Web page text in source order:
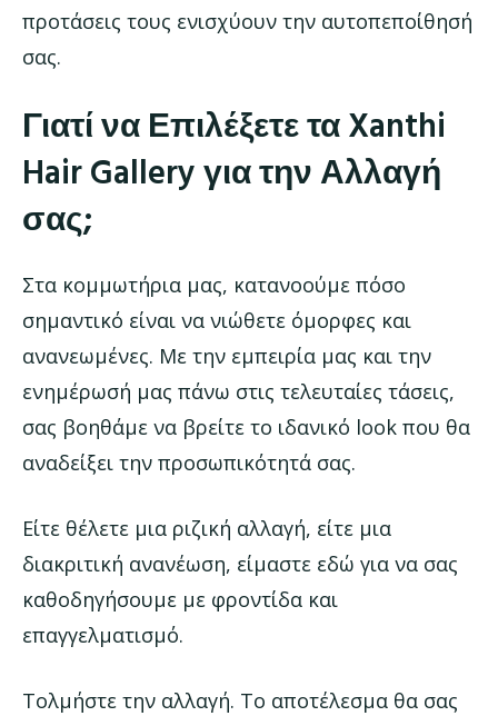
προτάσεις τους ενισχύουν την αυτοπεποίθησή
σας.
Γιατί να Επιλέξετε τα Xanthi
Hair Gallery για την Αλλαγή
σας;
Στα κομμωτήρια μας, κατανοούμε πόσο
σημαντικό είναι να νιώθετε όμορφες και
ανανεωμένες. Με την εμπειρία μας και την
ενημέρωσή μας πάνω στις τελευταίες τάσεις,
σας βοηθάμε να βρείτε το ιδανικό look που θα
αναδείξει την προσωπικότητά σας.
Είτε θέλετε μια ριζική αλλαγή, είτε μια
διακριτική ανανέωση, είμαστε εδώ για να σας
καθοδηγήσουμε με φροντίδα και
επαγγελματισμό.
Τολμήστε την αλλαγή. Το αποτέλεσμα θα σας